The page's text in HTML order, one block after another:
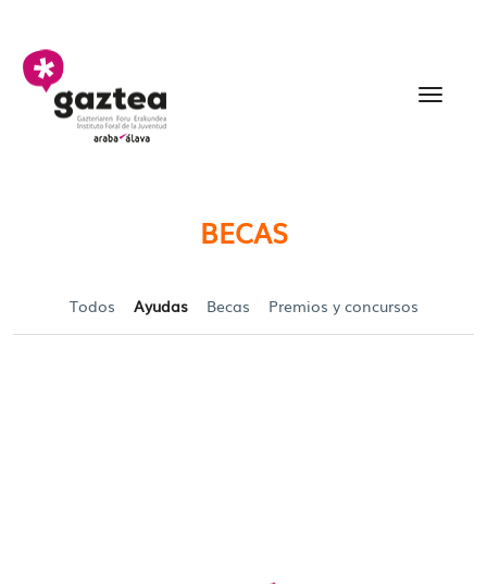
Saltar al contenido principal
BECAS
Todos Ayudas Becas Premios y concursos